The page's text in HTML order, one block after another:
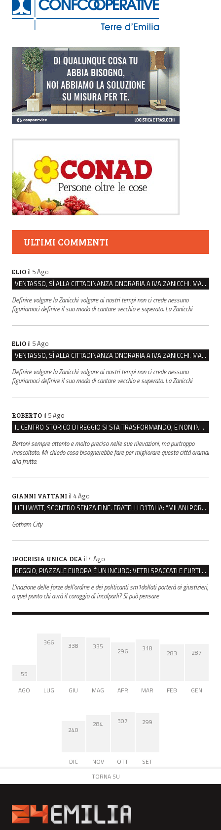
ULTIMI COMMENTI
ELIO il 5 Ago
VENTASSO, SÌ ALLA CITTADINANZA ONORARIA A IVA ZANICCHI. MA BARGIACCHI: “È DI PESSIMO GUSTO”
Definire volgare la Zanicchi volgare ai nostri tempi non ci crede nessuno
figuriamoci definire il suo modo di cantare vecchio e superato. La Zanicchi
ELIO il 5 Ago
VENTASSO, SÌ ALLA CITTADINANZA ONORARIA A IVA ZANICCHI. MA BARGIACCHI: “È DI PESSIMO GUSTO”
Definire volgare la Zanicchi volgare ai nostri tempi non ci crede nessuno
figuriamoci definire il suo modo di cantare vecchio e superato. La Zanicchi
ROBERTO il 5 Ago
IL CENTRO STORICO DI REGGIO SI STA TRASFORMANDO, E NON IN MEGLIO
Bertoni sempre attento e molto preciso nelle sue rilevazioni, ma purtroppo
inascoltato. Mi chiedo cosa bisognerebbe fare per migliorare questa città oramai
alla frutta.
GIANNI VATTANI il 4 Ago
HELLWATT, SCONTRO SENZA FINE. FRATELLI D’ITALIA: “MILANI PORTA DOCUMENTI, DE FRANCO INSULTI”
Gotham City
IPOCRISIA UNICA DEA il 4 Ago
REGGIO, PIAZZALE EUROPA È UN INCUBO: VETRI SPACCATI E FURTI SULLE AUTO IN SOSTA
L'inazione delle forze dell'ordine e dei politicanti sm1dollati porterà ai giustizieri,
a quel punto chi avrà il coraggio di incolparli? Si può pensare
55
AGO
366
LUG
338
GIU
335
MAG
296
APR
318
MAR
283
FEB
287
GEN
240
DIC
284
NOV
307
OTT
299
SET
TORNA SU